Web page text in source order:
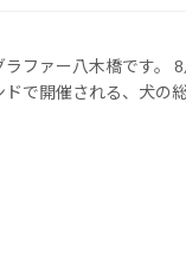
ラファー八木橋です。
ドで開催される、犬の